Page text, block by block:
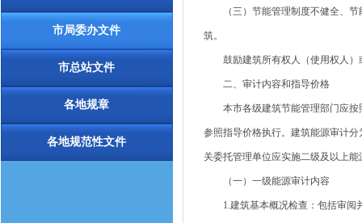
市局委办文件
市总站文件
各地规章
各地规范性文件
（三）节能管理制度不健全、节
筑。
鼓励建筑所有权人（使用权人）
二、审计内容和指导价格
本市各级建筑节能管理部门应按照
参照指导价格执行。建筑能源审计
关委托管理单位应实施二级及以上
（一）一级能源审计内容
1.建筑基本概况检查：包括审阅并